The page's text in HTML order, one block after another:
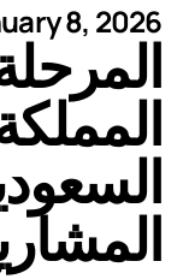
8, 2026